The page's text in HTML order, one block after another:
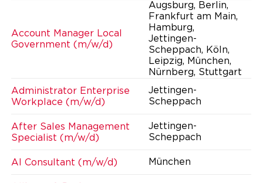
Account Manager Local
Government (m/w/d)
Augsburg, Berlin,
Frankfurt am Main,
Hamburg,
Jettingen-
Scheppach, Köln,
Leipzig, München,
Nürnberg, Stuttgart
Administrator Enterprise
Workplace (m/w/d)
Jettingen-
Scheppach
After Sales Management
Specialist (m/w/d)
Jettingen-
Scheppach
AI Consultant (m/w/d) München